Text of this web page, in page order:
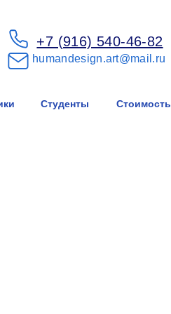
+7 (916) 540-46-82
humandesign.art@mail.ru
Студенты Стоимость